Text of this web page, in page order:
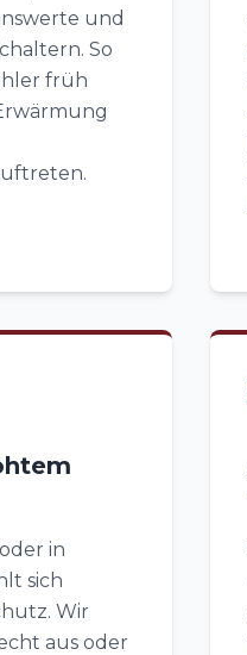
und
So
früh
in
sich
Wir
aus oder